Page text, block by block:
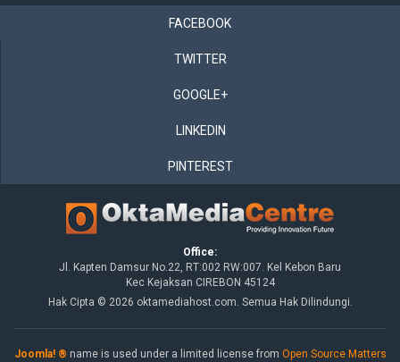
FACEBOOK
TWITTER
GOOGLE+
LINKEDIN
PINTEREST
Office:
Jl. Kapten Damsur No.22, RT:002 RW:007. Kel Kebon Baru
Kec Kejaksan CIREBON 45124
Hak Cipta © 2026 oktamediahost.com. Semua Hak Dilindungi.
Joomla! ® name is used under a limited license from Open Source Matters